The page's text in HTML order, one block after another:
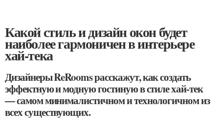
Какой стиль и дизайн окон будет
наиболее гармоничен в интерьере
хай-тека
Дизайнеры ReRooms расскажут, как создать
эффектную и модную гостиную в стиле хай-тек
— самом минималистичном и технологичном из
всех существующих.